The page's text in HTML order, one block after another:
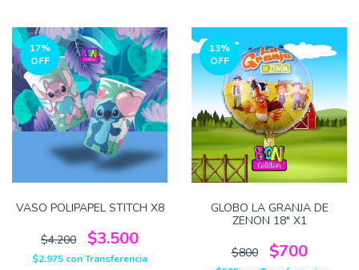
17%
OFF
VASO POLIPAPEL STITCH X8
$4.200 $3.500
$2.975 conTransferencia
13%
OFF
GLOBO LA GRANJA DE
ZENON 18" X1
$800 $700